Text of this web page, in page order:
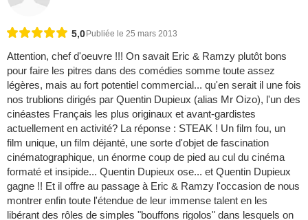
5,0 Publiée le 25 mars 2013
Attention, chef d'oeuvre !!! On savait Eric & Ramzy plutôt bons
pour faire les pitres dans des comédies somme toute assez
légères, mais au fort potentiel commercial... qu'en serait il une fois
nos trublions dirigés par Quentin Dupieux (alias Mr Oizo), l'un des
cinéastes Français les plus originaux et avant-gardistes
actuellement en activité? La réponse : STEAK ! Un film fou, un
film unique, un film déjanté, une sorte d'objet de fascination
cinématographique, un énorme coup de pied au cul du cinéma
formaté et insipide... Quentin Dupieux ose... et Quentin Dupieux
gagne !! Et il offre au passage à Eric & Ramzy l'occasion de nous
montrer enfin toute l'étendue de leur immense talent en les
libérant des rôles de simples "bouffons rigolos" dans lesquels on